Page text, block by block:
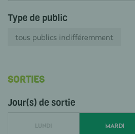
Type de public
tous publics indifféremment
SORTIES
Jour(s) de sortie
LUNDI MARDI